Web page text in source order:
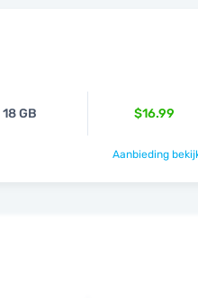
18 GB $16.99
Aanbieding